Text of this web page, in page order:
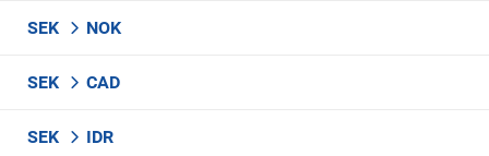
SEK NOK
SEK CAD
SEK IDR